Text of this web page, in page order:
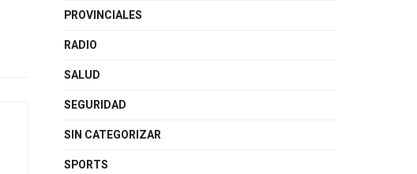
PROVINCIALES
RADIO
SALUD
SEGURIDAD
SIN CATEGORIZAR
SPORTS